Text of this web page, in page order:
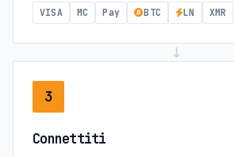
VISA MC Pay BTC LN XMR
→
3
Connettiti